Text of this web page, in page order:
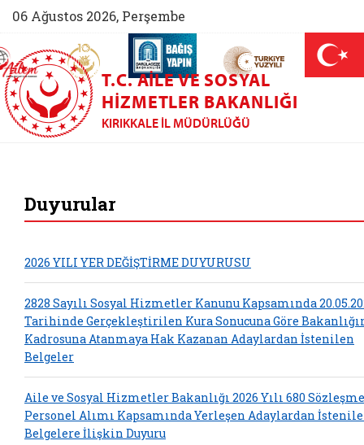
06 Ağustos 2026, Perşembe
(yeni sekmede açılır)
AİLEM İletişim Merkezi (yeni sekmede açılır)
Aile ve Nüfus On Yılı (yeni sekmede açılır)
Darülaceze bağış sayfası (yeni
T.C. AILE VE SOSYAL
HIZMETLER BAKANLIĞI
KIRIKKALE İL MÜDÜRLÜĞÜ
Duyurular
2026 YILI YER DEĞİŞTİRME DUYURUSU
2828 Sayılı Sosyal Hizmetler Kanunu Kapsamında
Tarihinde Gerçekleştirilen Kura Sonucuna Göre
Kadrosuna Atanmaya Hak Kazanan Adaylardan İstenilen
Belgeler
Aile ve Sosyal Hizmetler Bakanlığı 2026 Yılı 680
Personel Alımı Kapsamında Yerleşen Adaylardan
Belgelere İlişkin Duyuru